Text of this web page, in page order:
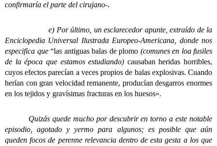
confirmaría el parte del cirujano-.
e) Por último, un esclarecedor apunte, extraído de la
Enciclopedia Universal Ilustrada Europeo-Americana, donde nos
especifica que “las antiguas balas de plomo (comunes en loa fusiles
de la época que estamos estudiando) causaban heridas horribles,
cuyos efectos parecían a veces propios de balas explosivas. Cuando
herían con gran velocidad remanente, producían desgarros enormes
en los tejidos y gravísimas fracturas en los huesos».
Quizás quede mucho por descubrir en torno a este notable
episodio, agotado y yermo para algunos; es posible que aún
queden focos de perenne relevancia dentro de esta gesta a los que